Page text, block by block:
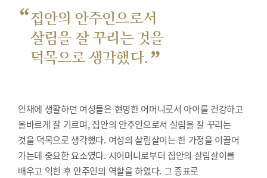
“집안의 안주인으로서
살림을 잘 꾸리는 것을
덕목으로 생각했다. ”
안채에 생활하던 여성들은 현명한 어머니로서 아이를 건강하고
올바르게 잘 기르며, 집안의 안주인으로서 살림을 잘 꾸리는
것을 덕목으로 생각했다. 여성의 살림살이는 한 가정을 이끌어
가는데 중요한 요소였다. 시어머니로부터 집안의 살림살이를
배우고 익힌 후 안주인의 역할을 하였다. 그 증표로